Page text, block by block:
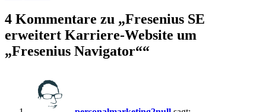
4 Kommentare zu „Fresenius SE
erweitert Karriere-Website um
„Fresenius Navigator““